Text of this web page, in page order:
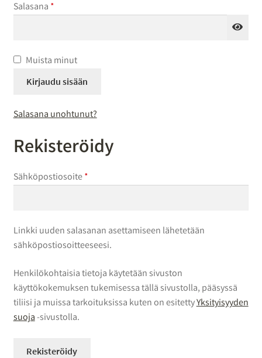
Salasana *
Muista minut
Kirjaudu sisään
Salasana unohtunut?
Rekisteröidy
Sähköpostiosoite*
Linkki uuden salasanan asettamiseen lähetetään
sähköpostiosoitteeseesi.
Henkilökohtaisia tietoja käytetään sivuston
käyttökokemuksen tukemisessa tällä sivustolla, pääsyssä
tiliisi ja muissa tarkoituksissa kuten on esitettyYksityisyyden
suoja-sivustolla.
Rekisteröidy